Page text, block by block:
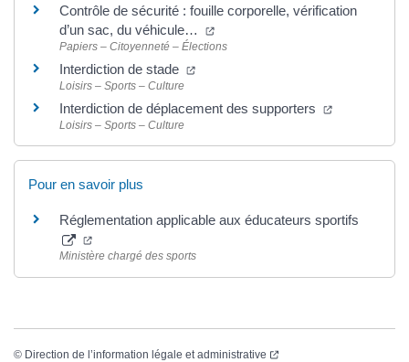
Contrôle de sécurité : fouille corporelle, vérification
d’un sac, du véhicule…
Papiers – Citoyenneté – Élections
Interdiction de stade
Loisirs – Sports – Culture
Interdiction de déplacement des supporters
Loisirs – Sports – Culture
Pour en savoir plus
Réglementation applicable aux éducateurs sportifs
Ministère chargé des sports
© Direction de l’information légale et administrative